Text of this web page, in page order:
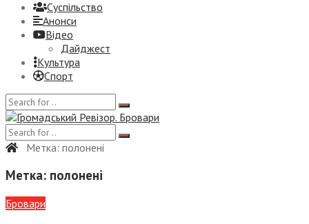
Суспiльство
Анонси
Відео
Дайджест
Культура
Спорт
Метка: полонені
Метка: полонені
Бровари